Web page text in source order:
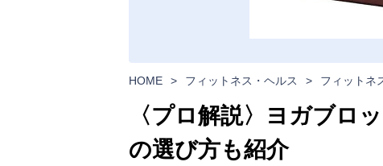
HOME > フィットネス・ヘルス > フィットネ
〈プロ解説〉ヨガブロ
の選び方も紹介